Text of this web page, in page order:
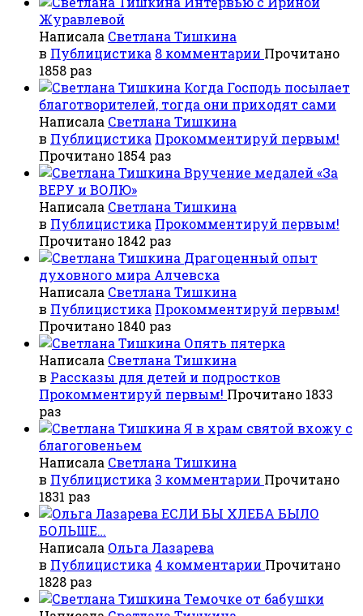
Журавлевой
Написала Светлана Тишкина
в Публицистика 8 комментарии Прочитано
1858 раз
Когда Господь посылает
благотворителей, тогда они приходят сами
Написала Светлана Тишкина
в Публицистика Прокомментируй первым!
Прочитано 1854 раз
Вручение медалей «За
ВЕРУ и ВОЛЮ»
Написала Светлана Тишкина
в Публицистика Прокомментируй первым!
Прочитано 1842 раз
Драгоценный опыт
духовного мира Алчевска
Написала Светлана Тишкина
в Публицистика Прокомментируй первым!
Прочитано 1840 раз
Опять пятерка
Написала Светлана Тишкина
в Рассказы для детей и подростков
Прокомментируй первым! Прочитано 1833
раз
Я в храм святой вхожу с
благоговеньем
Написала Светлана Тишкина
в Публицистика 3 комментарии Прочитано
1831 раз
ЕСЛИ БЫ ХЛЕБА БЫЛО
БОЛЬШЕ…
Написала Ольга Лазарева
в Публицистика 4 комментарии Прочитано
1828 раз
Темочке от бабушки